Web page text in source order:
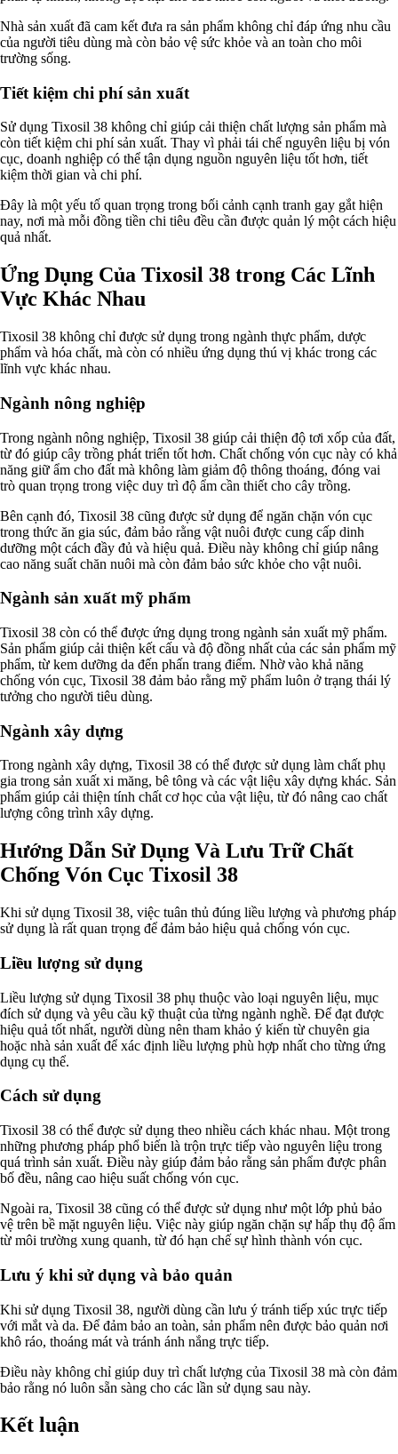
Nhà sản xuất đã cam kết đưa ra sản phẩm không chỉ đáp ứng nhu cầu
của người tiêu dùng mà còn bảo vệ sức khỏe và an toàn cho môi
trường sống.
Tiết kiệm chi phí sản xuất
Sử dụng Tixosil 38 không chỉ giúp cải thiện chất lượng sản phẩm mà
còn tiết kiệm chi phí sản xuất. Thay vì phải tái chế nguyên liệu bị vón
cục, doanh nghiệp có thể tận dụng nguồn nguyên liệu tốt hơn, tiết
kiệm thời gian và chi phí.
Đây là một yếu tố quan trọng trong bối cảnh cạnh tranh gay gắt hiện
nay, nơi mà mỗi đồng tiền chi tiêu đều cần được quản lý một cách hiệu
quả nhất.
Ứng Dụng Của Tixosil 38 trong Các Lĩnh
Vực Khác Nhau
Tixosil 38 không chỉ được sử dụng trong ngành thực phẩm, dược
phẩm và hóa chất, mà còn có nhiều ứng dụng thú vị khác trong các
lĩnh vực khác nhau.
Ngành nông nghiệp
Trong ngành nông nghiệp, Tixosil 38 giúp cải thiện độ tơi xốp của đất,
từ đó giúp cây trồng phát triển tốt hơn. Chất chống vón cục này có khả
năng giữ ẩm cho đất mà không làm giảm độ thông thoáng, đóng vai
trò quan trọng trong việc duy trì độ ẩm cần thiết cho cây trồng.
Bên cạnh đó, Tixosil 38 cũng được sử dụng để ngăn chặn vón cục
trong thức ăn gia súc, đảm bảo rằng vật nuôi được cung cấp dinh
dưỡng một cách đầy đủ và hiệu quả. Điều này không chỉ giúp nâng
cao năng suất chăn nuôi mà còn đảm bảo sức khỏe cho vật nuôi.
Ngành sản xuất mỹ phẩm
Tixosil 38 còn có thể được ứng dụng trong ngành sản xuất mỹ phẩm.
Sản phẩm giúp cải thiện kết cấu và độ đồng nhất của các sản phẩm mỹ
phẩm, từ kem dưỡng da đến phấn trang điểm. Nhờ vào khả năng
chống vón cục, Tixosil 38 đảm bảo rằng mỹ phẩm luôn ở trạng thái lý
tưởng cho người tiêu dùng.
Ngành xây dựng
Trong ngành xây dựng, Tixosil 38 có thể được sử dụng làm chất phụ
gia trong sản xuất xi măng, bê tông và các vật liệu xây dựng khác. Sản
phẩm giúp cải thiện tính chất cơ học của vật liệu, từ đó nâng cao chất
lượng công trình xây dựng.
Hướng Dẫn Sử Dụng Và Lưu Trữ Chất
Chống Vón Cục Tixosil 38
Khi sử dụng Tixosil 38, việc tuân thủ đúng liều lượng và phương pháp
sử dụng là rất quan trọng để đảm bảo hiệu quả chống vón cục.
Liều lượng sử dụng
Liều lượng sử dụng Tixosil 38 phụ thuộc vào loại nguyên liệu, mục
đích sử dụng và yêu cầu kỹ thuật của từng ngành nghề. Để đạt được
hiệu quả tốt nhất, người dùng nên tham khảo ý kiến từ chuyên gia
hoặc nhà sản xuất để xác định liều lượng phù hợp nhất cho từng ứng
dụng cụ thể.
Cách sử dụng
Tixosil 38 có thể được sử dụng theo nhiều cách khác nhau. Một trong
những phương pháp phổ biến là trộn trực tiếp vào nguyên liệu trong
quá trình sản xuất. Điều này giúp đảm bảo rằng sản phẩm được phân
bố đều, nâng cao hiệu suất chống vón cục.
Ngoài ra, Tixosil 38 cũng có thể được sử dụng như một lớp phủ bảo
vệ trên bề mặt nguyên liệu. Việc này giúp ngăn chặn sự hấp thụ độ ẩm
từ môi trường xung quanh, từ đó hạn chế sự hình thành vón cục.
Lưu ý khi sử dụng và bảo quản
Khi sử dụng Tixosil 38, người dùng cần lưu ý tránh tiếp xúc trực tiếp
với mắt và da. Để đảm bảo an toàn, sản phẩm nên được bảo quản nơi
khô ráo, thoáng mát và tránh ánh nắng trực tiếp.
Điều này không chỉ giúp duy trì chất lượng của Tixosil 38 mà còn đảm
bảo rằng nó luôn sẵn sàng cho các lần sử dụng sau này.
Kết luận